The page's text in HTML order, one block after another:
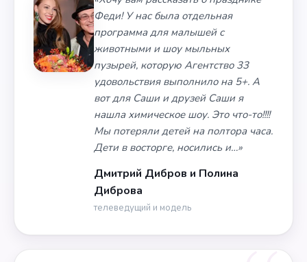
Феди! У нас была отдельная
программа для малышей с
животными и шоу мыльных
пузырей, которую Агентство 33
удовольствия выполнило на 5+. А
вот для Саши и друзей Саши я
нашла химическое шоу. Это что-то!!!!
Мы потеряли детей на полтора часа.
Дети в восторге, носились и…»
Дмитрий Дибров и Полина
Диброва
телеведущий и модель